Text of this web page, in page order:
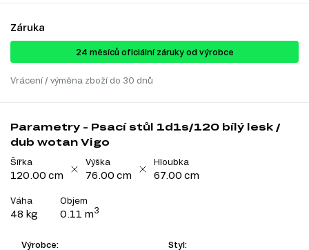
Záruka
24 ​​​​měsíců oficiální záruky od výrobce
Vrácení / výměna zboží do 30 dnů
Parametry - Psací stůl 1d1s/120 bílý lesk /
dub wotan Vigo
Šířka
120.00 cm
Výška
76.00 cm
Hloubka
67.00 cm
Váha
48 kg
Objem
0.11 m3
Výrobce:
Styl: